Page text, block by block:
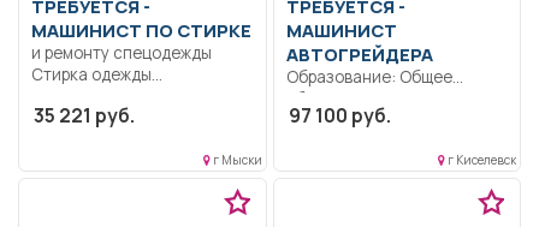
ТРЕБУЕТСЯ -
МАШИНИСТ ПО СТИРКЕ
и ремонту спецодежды
Стирка одежды
спецодежды, полотенец,
35 221 руб.
г Мыски
ТРЕБУЕТСЯ -
МАШИНИСТ
АВТОГРЕЙДЕРА
Образование: Общее
образование.. Выполнение
механизированных работ с
97 100 руб.
г Киселевск